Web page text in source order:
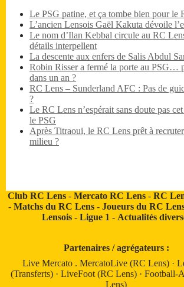
Le PSG patine, et ça tombe bien pour le
L’ancien Lensois Gaël Kakuta dévoile
Le nom d’Ilan Kebbal circule au RC
détails interpellent
La descente aux enfers de Salis Abdul
Robin Risser a fermé la porte au PSG…
dans un an ?
RC Lens – Sunderland AFC : Pas de
?
Le RC Lens n’espérait sans doute pas
le PSG
Après Titraoui, le RC Lens prêt à
milieu ?
Club RC Lens -Mercato RC Lens -RC
- Matchs du RC Lens- Joueurs du RC
Lensois- Ligue 1 - Actualités
Partenaires / agrégateurs :
Live Mercato .MercatoLive (RC Lens) ·
(Transferts) ·LiveFoot (RC Lens) ·Football-
Lens)